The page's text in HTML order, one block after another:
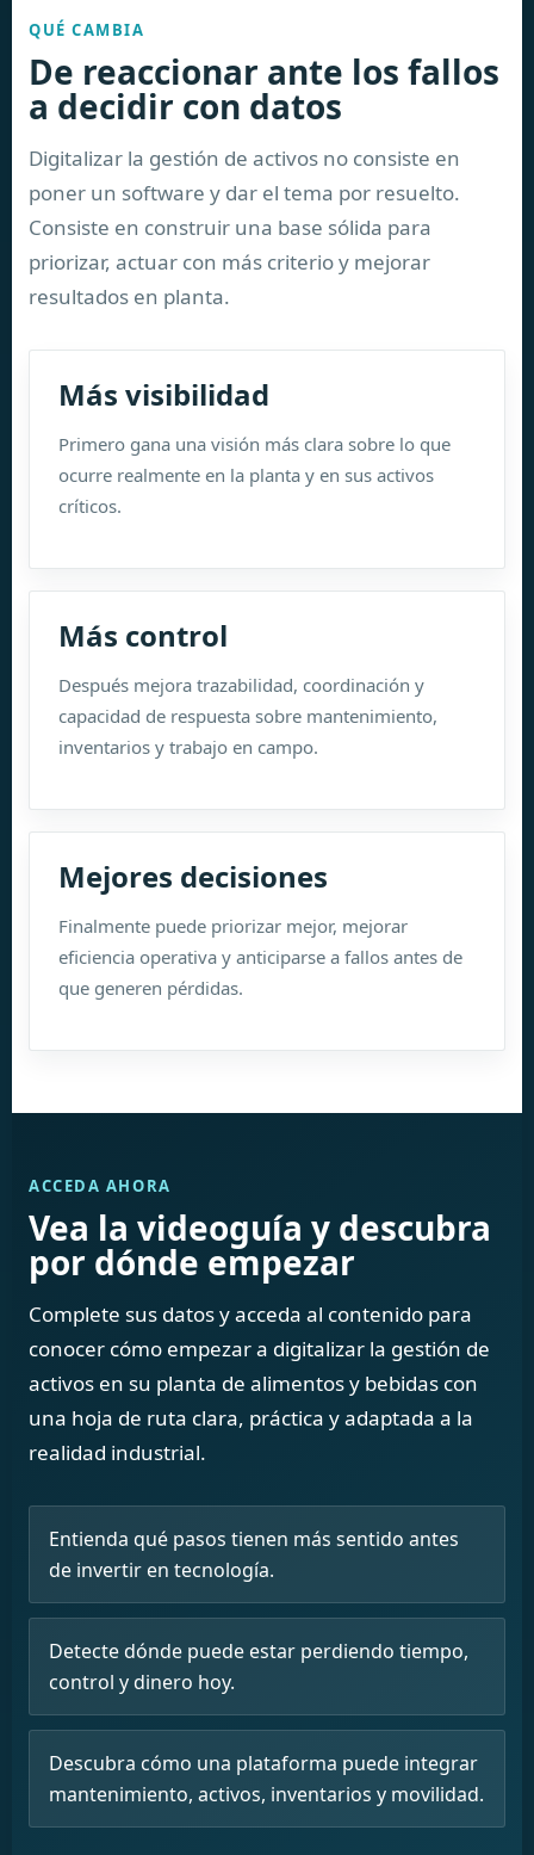
QUÉ CAMBIA
De reaccionar ante los fallos
a decidir con datos
Digitalizar la gestión de activos no consiste en
poner un software y dar el tema por resuelto.
Consiste en construir una base sólida para
priorizar, actuar con más criterio y mejorar
resultados en planta.
Más visibilidad
Primero gana una visión más clara sobre lo que
ocurre realmente en la planta y en sus activos
críticos.
Más control
Después mejora trazabilidad, coordinación y
capacidad de respuesta sobre mantenimiento,
inventarios y trabajo en campo.
Mejores decisiones
Finalmente puede priorizar mejor, mejorar
eficiencia operativa y anticiparse a fallos antes de
que generen pérdidas.
ACCEDA AHORA
Vea la videoguía y descubra
por dónde empezar
Complete sus datos y acceda al contenido para
conocer cómo empezar a digitalizar la gestión de
activos en su planta de alimentos y bebidas con
una hoja de ruta clara, práctica y adaptada a la
realidad industrial.
Entienda qué pasos tienen más sentido antes
de invertir en tecnología.
Detecte dónde puede estar perdiendo tiempo,
control y dinero hoy.
Descubra cómo una plataforma puede integrar
mantenimiento, activos, inventarios y movilidad.